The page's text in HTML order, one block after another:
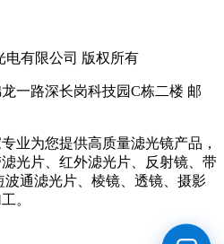
电有限公司 版权所有
一路深长岗科技园C栋二楼 邮
业为您提供高质量滤光镜产品，
光片、红外滤光片、反射镜、带
通滤光片、棱镜、透镜、摄影
。